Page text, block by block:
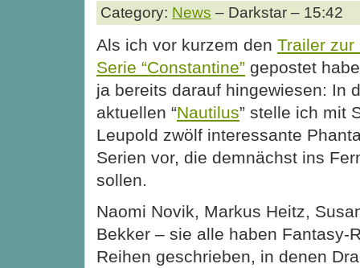
Category: News – Darkstar – 15:42
Als ich vor kurzem den Trailer zur
Serie “Constantine” gepostet
ja bereits darauf hingewiesen: In
aktuellen “Nautilus” stelle ich mit
Leupold zwölf interessante
Serien vor, die demnächst ins
sollen.
Naomi Novik, Markus Heitz,
Bekker – sie alle haben Fantasy-
Reihen geschrieben, in denen